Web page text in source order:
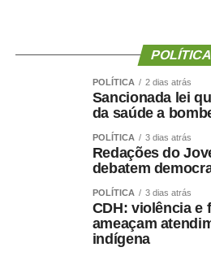
Quanto menor a força e quanto
longo dos anos ,maior foi o risco
Isso reforça uma mudança
Não basta saber
perdeu. Precisamos saber
Emagrecer , nem
significa melhorar
POLÍTICA
POLÍTICA 2 dias atrás
Sancionada lei
da saúde a
POLÍTICA 3 dias atrás
Redações do
debatem
POLÍTICA 3 dias atrás
CDH: violência e
ameaçam
indígena